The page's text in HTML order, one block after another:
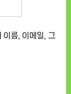
이름, 이메일, 그